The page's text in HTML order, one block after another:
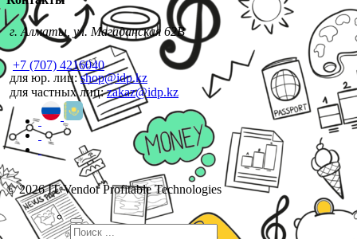
г. Алматы, ул. Магаданская 62В
+7 (707) 4216040
для юр. лиц:shop@idp.kz
для частных лиц:zakaz@idp.kz
© 2026 IT Vendor Profitable Technologies